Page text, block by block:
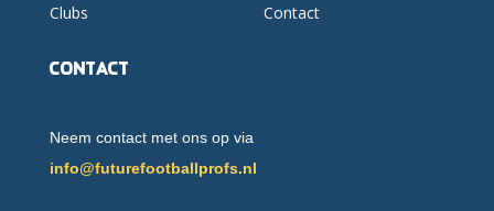
Clubs
Contact
Contact
Neem contact met ons op via
info@futurefootballprofs.nl